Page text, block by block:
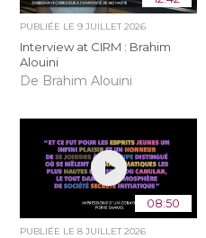
PUBLIÉE LE9 JUILLET 2026
Interview at CIRM : Brahim
Alouini
De Brahim Alouini
08:50
PUBLIÉE LE8 JUILLET 2026